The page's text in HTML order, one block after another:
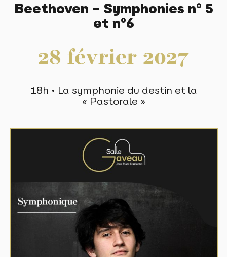
Beethoven – Symphonies n° 5
et n°6
28 février 2027
18h • La symphonie du destin et la
« Pastorale »